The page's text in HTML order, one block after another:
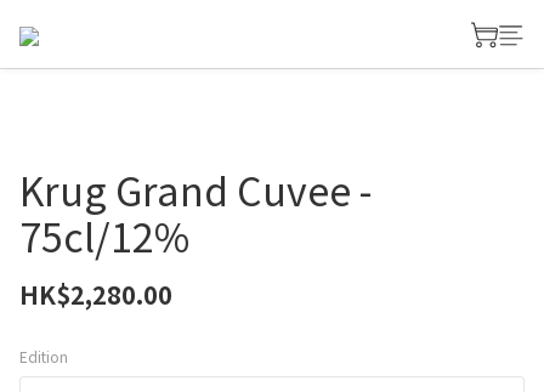
Krug Grand Cuvee -
75cl/12%
HK$2,280.00
Edition